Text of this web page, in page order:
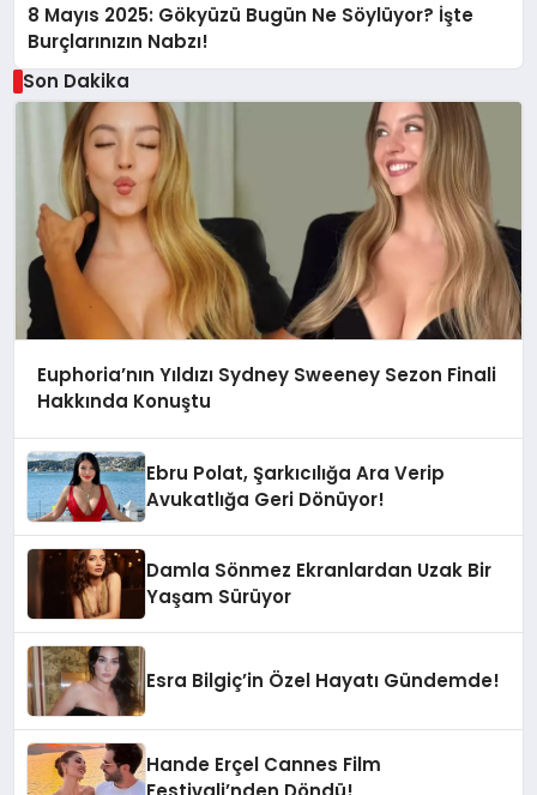
8 Mayıs 2025: Gökyüzü Bugün Ne Söylüyor? İşte
Burçlarınızın Nabzı!
Son Dakika
Euphoria’nın Yıldızı Sydney Sweeney Sezon Finali
Hakkında Konuştu
Ebru Polat, Şarkıcılığa Ara Verip
Avukatlığa Geri Dönüyor!
Damla Sönmez Ekranlardan Uzak Bir
Yaşam Sürüyor
Esra Bilgiç’in Özel Hayatı Gündemde!
Hande Erçel Cannes Film